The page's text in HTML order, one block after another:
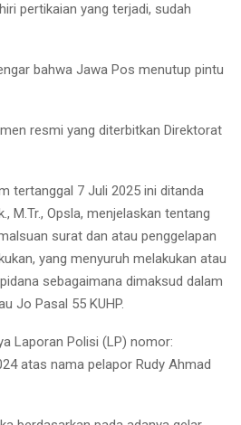
pertikaian yang terjadi, sudah
bahwa Jawa Pos menutup pintu
resmi yang diterbitkan Direktorat
tertanggal 7 Juli 2025 ini ditanda
M.Tr., Opsla, menjelaskan tentang
surat dan atau penggelapan
yang menyuruh melakukan atau
sebagaimana dimaksud dalam
Jo Pasal 55 KUHP.
Laporan Polisi (LP) nomor:
atas nama pelapor Rudy Ahmad